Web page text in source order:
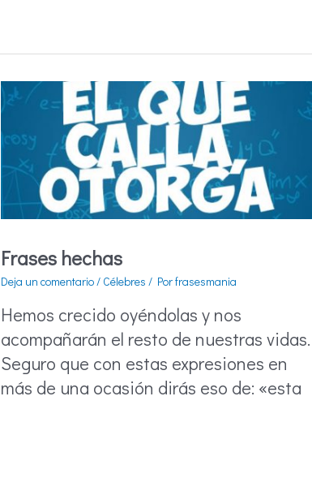
Frases hechas
Deja un comentario / Célebres / Porfrasesmania
Hemos crecido oyéndolas y nos
acompañarán el resto de nuestras vidas.
Seguro que con estas expresiones en
más de una ocasión dirás eso de: «esta